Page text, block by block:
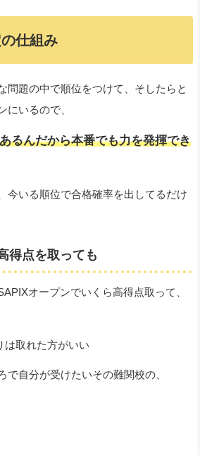
仕組み
問題の中で順位をつけて、そしたらと
にいるので、
るんだから本番でも力を発揮でき
今いる順位で合格確率を出してるだけ
得点を取っても
オープンでいくら高得点取って、
は取れた方がいい
で自分が受けたいその難関校の、